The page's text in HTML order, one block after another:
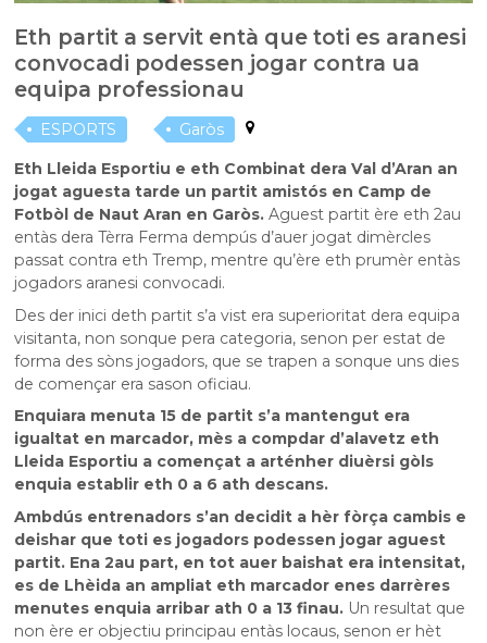
Eth partit a servit entà que toti es aranesi
convocadi podessen jogar contra ua
equipa professionau
ESPORTS
Garòs
Eth Lleida Esportiu e eth Combinat dera Val d’Aran an
jogat aguesta tarde un partit amistós en Camp de
Fotbòl de Naut Aran en Garòs. Aguest partit ère eth 2au
entàs dera Tèrra Ferma dempús d’auer jogat dimèrcles
passat contra eth Tremp, mentre qu’ère eth prumèr entàs
jogadors aranesi convocadi.
Des der inici deth partit s’a vist era superioritat dera equipa
visitanta, non sonque pera categoria, senon per estat de
forma des sòns jogadors, que se trapen a sonque uns dies
de començar era sason oficiau.
Enquiara menuta 15 de partit s’a mantengut era
igualtat en marcador, mès a compdar d’alavetz eth
Lleida Esportiu a començat a arténher diuèrsi gòls
enquia establir eth 0 a 6 ath descans.
Ambdús entrenadors s’an decidit a hèr fòrça cambis e
deishar que toti es jogadors podessen jogar aguest
partit. Ena 2au part, en tot auer baishat era intensitat,
es de Lhèida an ampliat eth marcador enes darrères
menutes enquia arribar ath 0 a 13 finau. Un resultat que
non ère er objectiu principau entàs locaus, senon er hèt